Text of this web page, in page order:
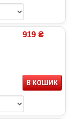
919 ₴
В КОШИК